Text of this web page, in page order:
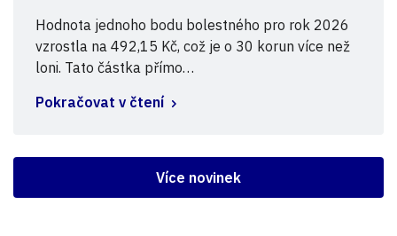
Hodnota jednoho bodu bolestného pro rok 2026
vzrostla na 492,15 Kč, což je o 30 korun více než
loni. Tato částka přímo…
Pokračovat v čtení
Více novinek